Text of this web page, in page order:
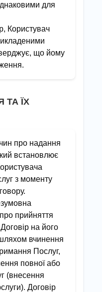
для
Користувач
що йому
ТА ЇХ
про надання
встановлює
з моменту
прийняття
на його
вчинення
Послуг,
повної або
(внесення
Договір